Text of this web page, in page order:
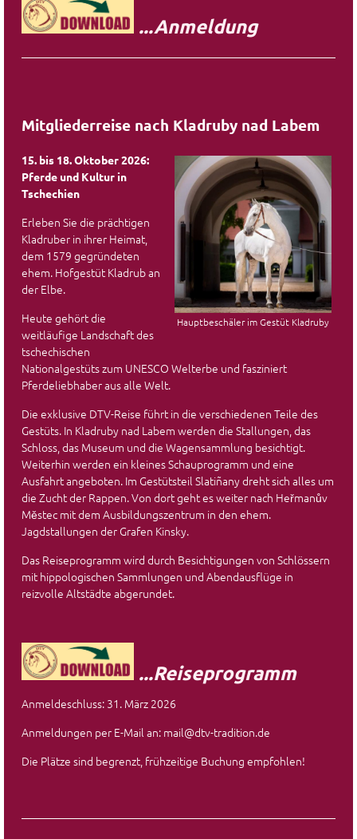
...Anmeldung
Mitgliederreise nach Kladruby nad Labem
Hauptbeschäler im Gestüt Kladruby
15. bis 18. Oktober 2026:
Pferde und Kultur in
Tschechien
Erleben Sie die prächtigen
Kladruber in ihrer Heimat,
dem 1579 gegründeten
ehem. Hofgestüt Kladrub an
der Elbe.
Heute gehört die
weitläufige Landschaft des
tschechischen
Nationalgestüts zum UNESCO Welterbe und fasziniert
Pferdeliebhaber aus alle Welt.
Die exklusive DTV-Reise führt in die verschiedenen Teile des
Gestüts. In Kladruby nad Labem werden die Stallungen, das
Schloss, das Museum und die Wagensammlung besichtigt.
Weiterhin werden ein kleines Schauprogramm und eine
Ausfahrt angeboten. Im Gestütsteil Slatiñany dreht sich alles um
die Zucht der Rappen. Von dort geht es weiter nach Heřmanův
Městec mit dem Ausbildungszentrum in den ehem.
Jagdstallungen der Grafen Kinsky.
Das Reiseprogramm wird durch Besichtigungen von Schlössern
mit hippologischen Sammlungen und Abendausflüge in
reizvolle Altstädte abgerundet.
...Reiseprogramm
Anmeldeschluss: 31. März 2026
Anmeldungen per E-Mail an: mail@dtv-tradition.de
Die Plätze sind begrenzt, frühzeitige Buchung empfohlen!